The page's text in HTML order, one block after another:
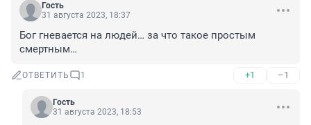
Гость
31 августа 2023, 18:37
Бог гневается на людей… за что такое простым
смертным…
ОТВЕТИТЬ 1 +1 –1
Гость
31 августа 2023, 18:53